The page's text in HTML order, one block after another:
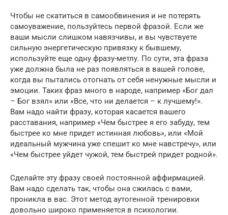
Чтобы не скатиться в самообвинения и не потерять
самоуважение, пользуйтесь первой фразой. Если же
ваши мысли слишком навязчивы, и вы чувствуете
сильную энергетическую привязку к бывшему,
используйте еще одну фразу-метлу. По сути, эта фраза
уже должна была не раз появляться в вашей голове,
когда вы пытались отогнать от себя ненужные мысли и
эмоции. Таких фраз много в народе, например «Бог дал
– Бог взял» или «Все, что ни делается – к лучшему!».
Вам надо найти фразу, которая касается вашего
расставания, например «Чем быстрее я его забуду, тем
быстрее ко мне придет истинная любовь», или «Мой
идеальный мужчина уже спешит ко мне навстречу», или
«Чем быстрее уйдет чужой, тем быстрей придет родной».
Сделайте эту фразу своей постоянной аффирмацией.
Вам надо сделать так, чтобы она сжилась с вами,
проникла в вас. Этот метод аутогенной тренировки
довольно широко применяется в психологии.